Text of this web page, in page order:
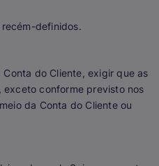
definidos.
do Cliente, exigir que as
exceto conforme previsto nos
da Conta do Cliente ou